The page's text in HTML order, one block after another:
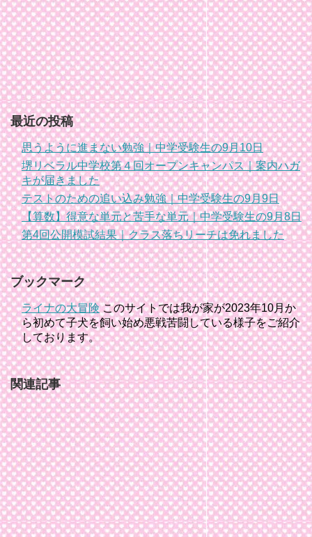
最近の投稿
思うように進まない勉強｜中学受験生の9月10日
堺リベラル中学校第４回オープンキャンパス｜案内ハガ
キが届きました
テストのための追い込み勉強｜中学受験生の9月9日
【算数】得意な単元と苦手な単元｜中学受験生の9月8日
第4回公開模試結果｜クラス落ちリーチは免れました
ブックマーク
ライナの大冒険このサイトでは我が家が2023年10月か
ら初めて子犬を飼い始め悪戦苦闘している様子をご紹介
しております。
関連記事